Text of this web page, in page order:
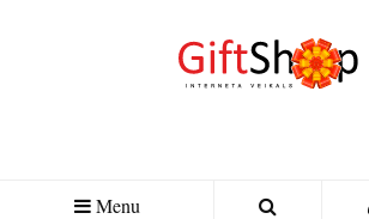
Menu